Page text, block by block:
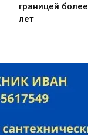
границей
лет